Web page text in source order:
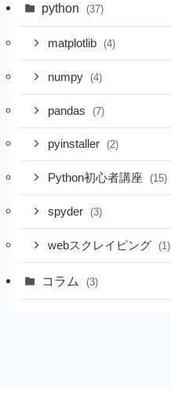
python (37)
matplotlib (4)
numpy (4)
pandas (7)
pyinstaller (2)
Python初心者講座 (15)
spyder (3)
webスクレイピング (1)
コラム (3)